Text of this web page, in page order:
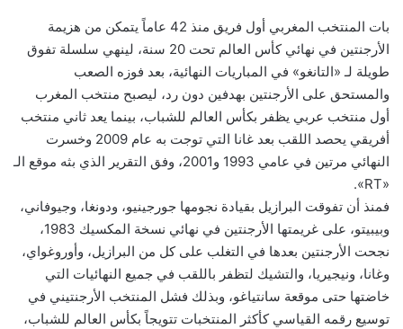
بات المنتخب المغربي أول فريق منذ 42 عاماً يتمكن من هزيمة
الأرجنتين في نهائي كأس العالم تحت 20 سنة، لينهي سلسلة تفوق
طويلة لـ «التانغو» في المباريات النهائية، بعد فوزه الصعب
والمستحق على الأرجنتين بهدفين دون رد، ليصبح منتخب المغرب
أول منتخب عربي يظفر بكأس العالم للشباب، بينما يعد ثاني منتخب
أفريقي يحصد اللقب بعد غانا التي توجت به عام 2009 وخسرت
النهائي مرتين في عامي 1993 و2001، وفق التقرير الذي بثه موقع الـ
«RT».
فمنذ أن تفوقت البرازيل بقيادة نجومها جورجينيو، ودونغا، وجيوفاني،
وبيبيتو، على غريمتها الأرجنتين في نهائي نسخة المكسيك 1983،
نجحت الأرجنتين بعدها في التغلب على كل من البرازيل، وأوروغواي،
وغانا، ونيجيريا، والتشيك لتظفر باللقب في جميع النهائيات التي
خاضتها حتى موقعة سانتياغو، وبذلك فشل المنتخب الأرجنتيني في
توسيع رقمه القياسي كأكثر المنتخبات تتويجاً بكأس العالم للشباب،